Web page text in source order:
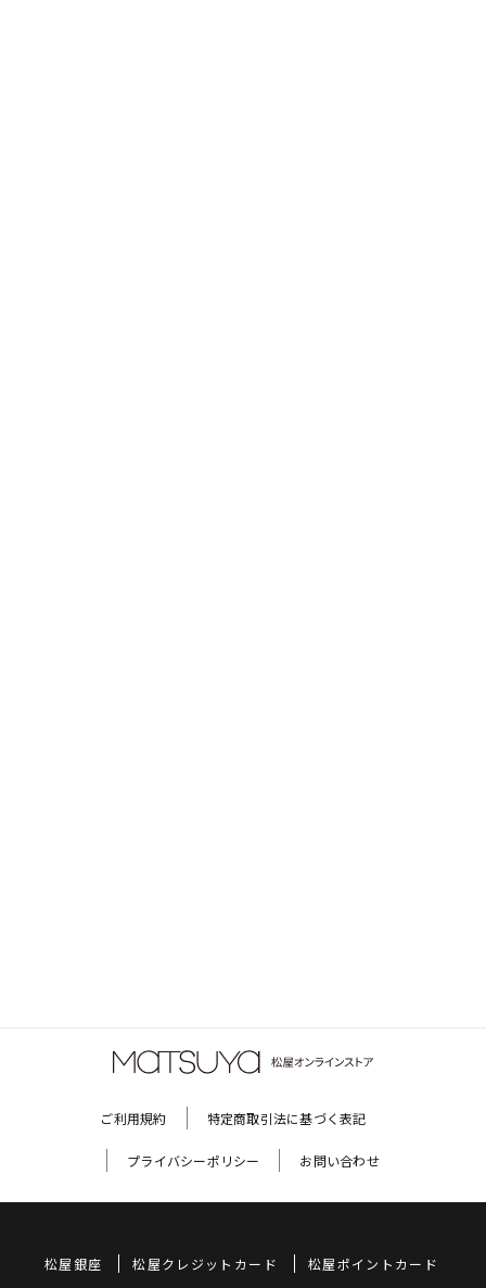
ご利用規約 特定商取引法に基づく表記
プライバシーポリシー お問い合わせ
松屋銀座 松屋クレジットカード 松屋ポイントカード